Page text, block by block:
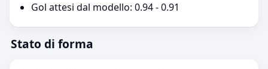
Gol attesi dal modello: 0.94 - 0.91
Stato di forma